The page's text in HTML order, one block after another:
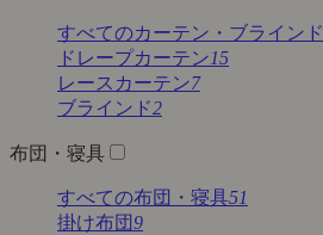
すべてのカーテン・ブラインド
ドレープカーテン15
レースカーテン7
ブラインド2
布団・寝具
すべての布団・寝具51
掛け布団9